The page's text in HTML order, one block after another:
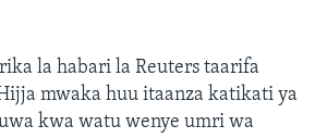
la habari la Reuters taarifa
mwaka huu itaanza katikati ya
kwa watu wenye umri wa